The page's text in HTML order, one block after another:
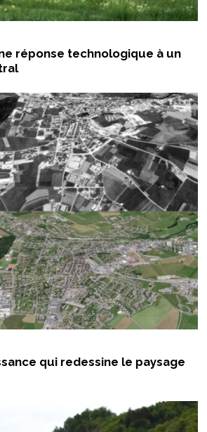
réponse technologique à un
qui redessine le paysage